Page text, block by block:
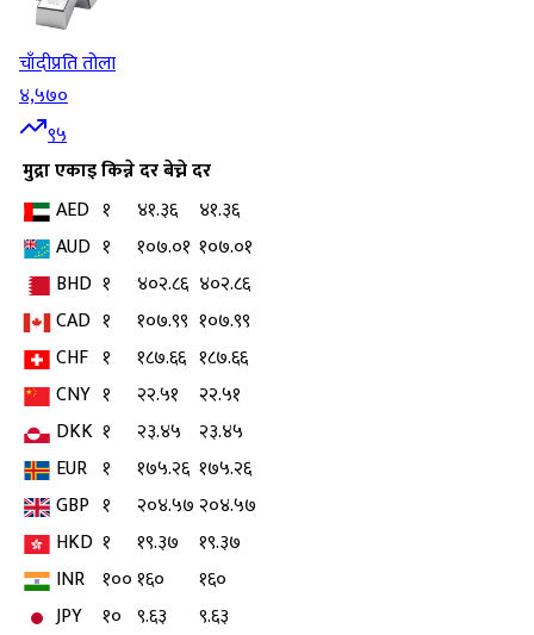
चाँदीप्रति तोला
४,५७०
९५
मुद्राएकाइकिन्ने दरबेच्ने दर
AED १ ४१.३६
४१.३६
AUD १ १०७.०१ १०७.०१
BHD १ ४०२.८६ ४०२.८६
CAD १ १०७.९९ १०७.९९
CHF १ १८७.६६ १८७.६६
CNY १ २२.५१
२२.५१
DKK १ २३.४५
२३.४५
EUR १ १७५.२६ १७५.२६
GBP १ २०४.५७ २०४.५७
HKD १ १९.३७
१९.३७
INR १००१६०
१६०
JPY
१० ९.६३
९.६३